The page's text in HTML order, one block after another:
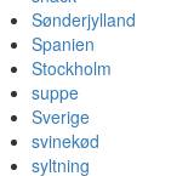
Sønderjylland
Spanien
Stockholm
suppe
Sverige
svinekød
syltning